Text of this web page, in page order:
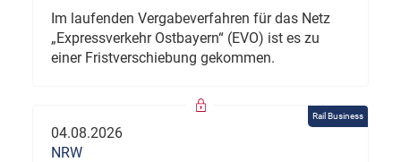
Im laufenden Vergabeverfahren für das Netz
„Expressverkehr Ostbayern“ (EVO) ist es zu
einer Fristverschiebung gekommen.
Rail Business
04.08.2026
NRW